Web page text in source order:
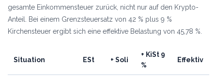
gesamte Einkommensteuer zurück, nicht nur auf den Krypto-
Anteil. Bei einem Grenzsteuersatz von 42 % plus 9 %
Kirchensteuer ergibt sich eine effektive Belastung von 45,78 %.
Situation ESt + Soli
+ KiSt 9
%
Effektiv